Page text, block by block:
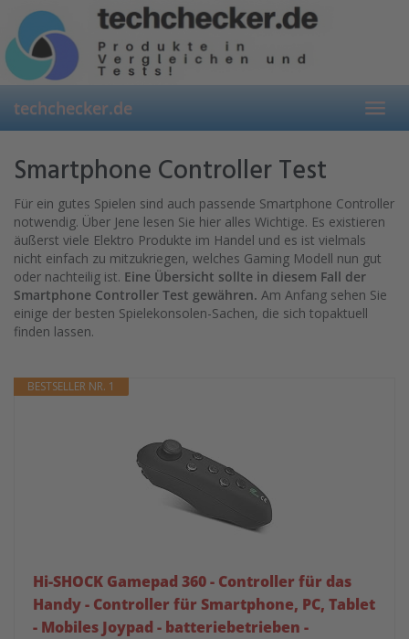
main
content
techchecker.de
Smartphone Controller Test
Für ein gutes Spielen sind auch passende Smartphone Controller
notwendig. Über Jene lesen Sie hier alles Wichtige. Es existieren
äußerst viele Elektro Produkte im Handel und es ist vielmals
nicht einfach zu mitzukriegen, welches Gaming Modell nun gut
oder nachteilig ist. Eine Übersicht sollte in diesem Fall der
Smartphone Controller Test gewähren. Am Anfang sehen Sie
einige der besten Spielekonsolen-Sachen, die sich topaktuell
finden lassen.
BESTSELLER NR. 1
Hi-SHOCK Gamepad 360 - Controller für das
Handy - Controller für Smartphone, PC, Tablet
- Mobiles Joypad - batteriebetrieben -